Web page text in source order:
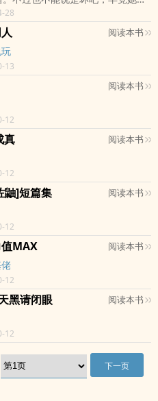
生他的是沈艳又不是她。佩航笛
么一定要离开，他在姐姐在的时
来他发现在不懂事的年龄早就让姐
一道墙。后来佩航笛消失了，和
人佩佳和vs另一个坏人佩航笛两
人啊，如果大家不喜欢那就直接
要骂我我好玻璃心的（对不起我
28
阅读本书
13
阅读本书
12
真 阅读本书
12
鼬]短篇集 阅读本书
12
值MAX 阅读本书
12
黑请闭眼 阅读本书
12
下一页